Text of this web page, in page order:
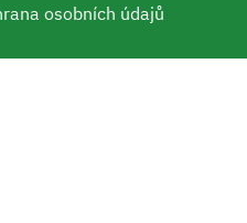
osobních údajů